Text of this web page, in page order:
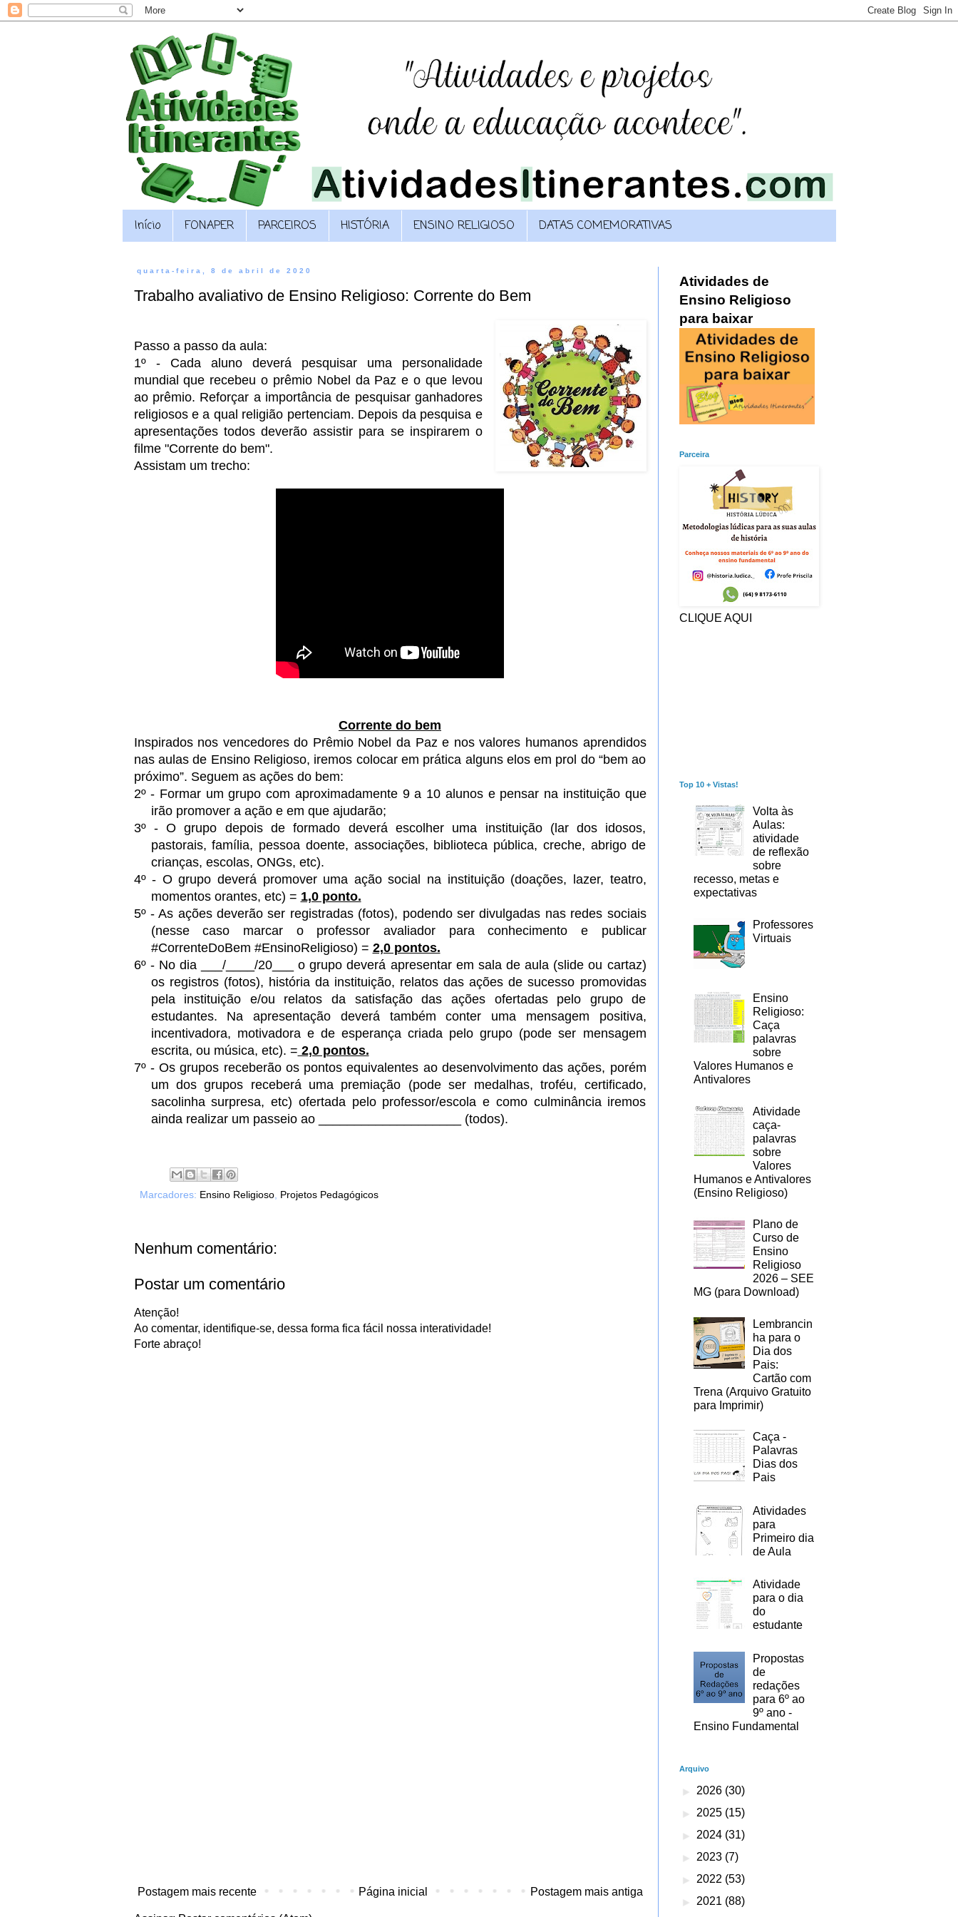
Início FONAPER PARCEIROS HISTÓRIA ENSINO RELIGIOSO DATAS COMEMORATIVAS
quarta-feira, 8 de abril de 2020
Trabalho avaliativo de Ensino Religioso: Corrente do Bem
Passo a passo da aula:
1º - Cada aluno deverá pesquisar uma personalidade
mundial que recebeu o prêmio Nobel da Paz e o que levou
ao prêmio. Reforçar a importância de pesquisar ganhadores
religiosos e a qual religião pertenciam. Depois da pesquisa e
apresentações todos deverão assistir para se inspirarem o
filme "Corrente do bem".
Assistam um trecho:
Corrente do bem
Inspirados nos vencedores do Prêmio Nobel da Paz e nos valores humanos aprendidos
nas aulas de Ensino Religioso, iremos colocar em prática alguns elos em prol do “bem ao
próximo”. Seguem as ações do bem:
2º - Formar um grupo com aproximadamente 9 a 10 alunos e pensar na instituição que
irão promover a ação e em que ajudarão;
3º - O grupo depois de formado deverá escolher uma instituição (lar dos idosos,
pastorais, família, pessoa doente, associações, biblioteca pública, creche, abrigo de
crianças, escolas, ONGs, etc).
4º - O grupo deverá promover uma ação social na instituição (doações, lazer, teatro,
momentos orantes, etc) = 1,0 ponto.
5º - As ações deverão ser registradas (fotos), podendo ser divulgadas nas redes sociais
(nesse caso marcar o professor avaliador para conhecimento e publicar
#CorrenteDoBem #EnsinoReligioso) = 2,0 pontos.
6º - No dia ___/____/20___ o grupo deverá apresentar em sala de aula (slide ou cartaz)
os registros (fotos), história da instituição, relatos das ações de sucesso promovidas
pela instituição e/ou relatos da satisfação das ações ofertadas pelo grupo de
estudantes. Na apresentação deverá também conter uma mensagem positiva,
incentivadora, motivadora e de esperança criada pelo grupo (pode ser mensagem
escrita, ou música, etc). = 2,0 pontos.
7º - Os grupos receberão os pontos equivalentes ao desenvolvimento das ações, porém
um dos grupos receberá uma premiação (pode ser medalhas, troféu, certificado,
sacolinha surpresa, etc) ofertada pelo professor/escola e como culminância iremos
ainda realizar um passeio ao ____________________ (todos).
Marcadores: Ensino Religioso, Projetos Pedagógicos
Nenhum comentário:
Postar um comentário
Atenção!
Ao comentar, identifique-se, dessa forma fica fácil nossa interatividade!
Forte abraço!
Postagem mais recente Postagem mais antiga
Página inicial
Atividades de
Ensino Religioso
para baixar
Parceira
CLIQUE AQUI
Top 10 + Vistas!
Volta às
Aulas:
atividade
de reflexão
sobre
recesso, metas e
expectativas
Professores
Virtuais
Ensino
Religioso:
Caça
palavras
sobre
Valores Humanos e
Antivalores
Atividade
caça-
palavras
sobre
Valores
Humanos e Antivalores
(Ensino Religioso)
Plano de
Curso de
Ensino
Religioso
2026 – SEE
MG (para Download)
Lembrancin
ha para o
Dia dos
Pais:
Cartão com
Trena (Arquivo Gratuito
para Imprimir)
Caça -
Palavras
Dias dos
Pais
Atividades
para
Primeiro dia
de Aula
Atividade
para o dia
do
estudante
Propostas
de
redações
para 6º ao
9º ano -
Ensino Fundamental
Arquivo
► 2026 (30)
► 2025 (15)
► 2024 (31)
► 2023 (7)
► 2022 (53)
► 2021 (88)